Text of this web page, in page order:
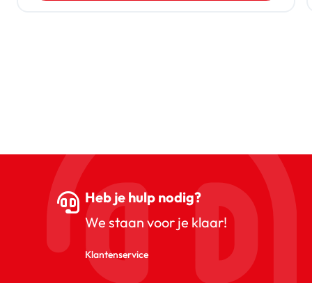
Heb je hulp nodig?
We staan voor je klaar!
Klantenservice